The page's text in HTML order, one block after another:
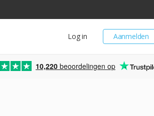
Aanmelden
Log in
10,220 beoordelingen op